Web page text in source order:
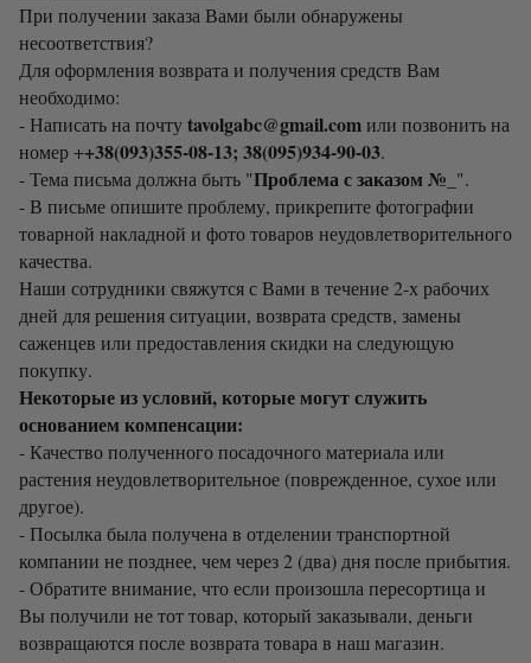
При получении заказа Вами были обнаружены
несоответствия?
Для оформления возврата и получения средств Вам
необходимо:
- Написать на почтуtavolgabc@gmail.comили позвонить на
номер ++38(093)355-08-13; 38(095)934-90-03.
- Тема письма должна быть "Проблема с заказом №_ ".
- В письме опишите проблему, прикрепите фотографии
товарной накладной и фото товаров неудовлетворительного
качества.
Наши сотрудники свяжутся с Вами в течение 2-х рабочих
дней для решения ситуации, возврата средств, замены
саженцев или предоставления скидки на следующую
покупку.
Некоторые из условий, которые могут служить
основанием компенсации:
- Качество полученного посадочного материала или
растения неудовлетворительное (поврежденное, сухое или
другое).
- Посылка была получена в отделении транспортной
компании не позднее, чем через 2 (два) дня после прибытия.
- Обратите внимание, что если произошла пересортица и
Вы получили не тот товар, который заказывали, деньги
возвращаются после возврата товара в наш магазин.